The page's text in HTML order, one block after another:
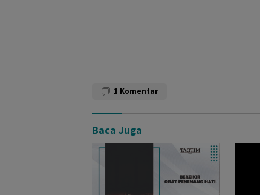
1 Komentar
Baca Juga